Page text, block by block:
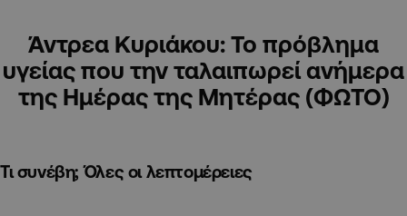
Άντρεα Κυριάκου: Το πρόβλημα
υγείας που την ταλαιπωρεί ανήμερα
της Ημέρας της Μητέρας (ΦΩΤΟ)
Τι συνέβη; Όλες οι λεπτομέρειες